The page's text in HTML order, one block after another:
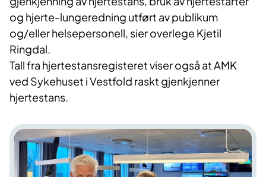
og hjerte-lungeredning utført av publikum
og/eller helsepersonell, sier overlege Kjetil
Ringdal.
Tall fra hjertestansregisteret viser også at AMK
ved Sykehuset i Vestfold raskt gjenkjenner
hjertestans.